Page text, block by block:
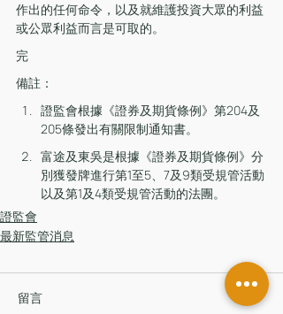
作出的任何命令，以及就維護投資大眾的利益
或公眾利益而言是可取的。
完
備註：
證監會根據《證券及期貨條例》第204及
205條發出有關限制通知書。
富途及東吳是根據《證券及期貨條例》分
別獲發牌進行第1至5、7及9類受規管活動
以及第1及4類受規管活動的法團。
證監會
最新監管消息
留言